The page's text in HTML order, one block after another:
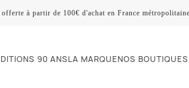
à partir de 100€ d'achat en France métropolitaine
90 ANSLA MARQUENOS BOUTIQUES